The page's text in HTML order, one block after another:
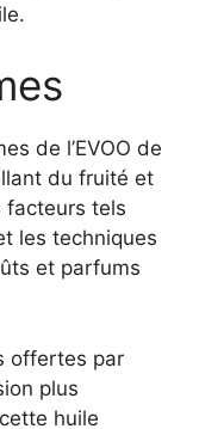
de l’EVOO de
du fruité et
facteurs tels
les techniques
et parfums
offertes par
plus
huile